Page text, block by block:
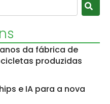
da fábrica de
produzidas
e IA para a nova